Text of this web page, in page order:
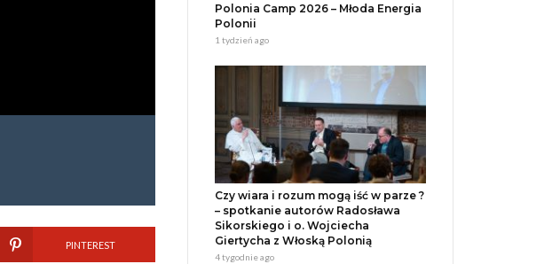
PINTEREST
Polonia Camp 2026 – Młoda Energia
Polonii
1 tydzień ago
Czy wiara i rozum mogą iść w parze ?
– spotkanie autorów Radosława
Sikorskiego i o. Wojciecha
Giertycha z Włoską Polonią
4 tygodnie ago